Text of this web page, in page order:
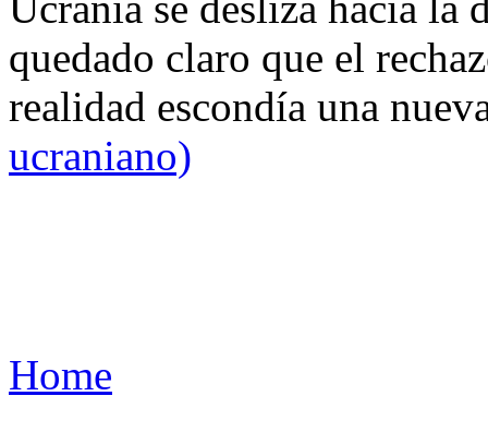
quedado claro que el
realidad escondía una
ucraniano)
Home